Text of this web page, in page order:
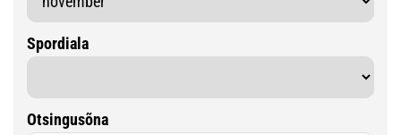
Spordiala
Otsingusõna